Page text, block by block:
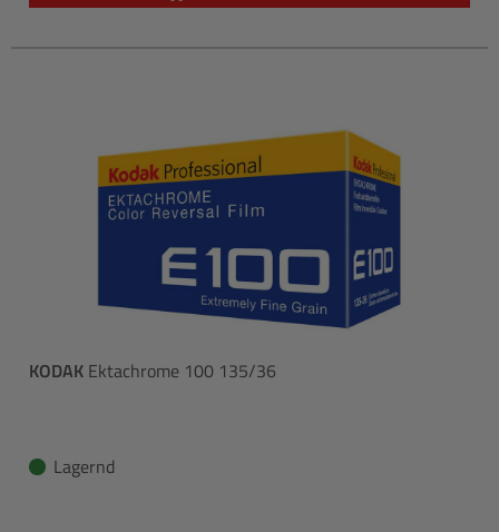
KODAK Ektachrome 100 135/36
Lagernd